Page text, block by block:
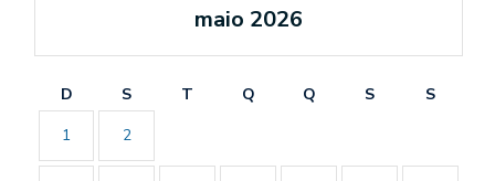
maio 2026
D S T Q Q S
S
1
2